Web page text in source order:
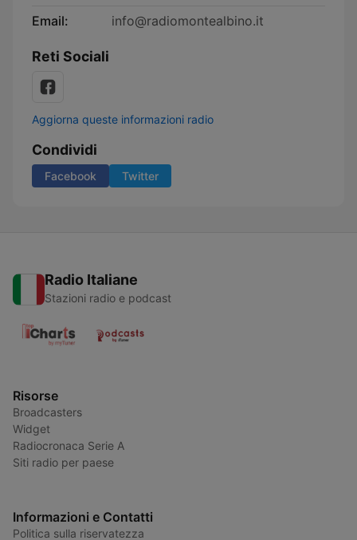
Email:
info@radiomontealbino.it
Reti Sociali
Aggiorna queste informazioni radio
Condividi
Facebook Twitter
Radio Italiane
Stazioni radio e podcast
Risorse
Broadcasters
Widget
Radiocronaca Serie A
Siti radio per paese
Informazioni e Contatti
Politica sulla riservatezza